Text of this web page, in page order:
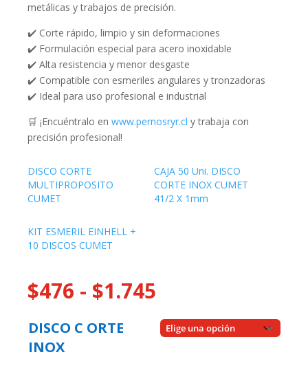
metálicas y trabajos de precisión.
✔️ Corte rápido, limpio y sin deformaciones
✔️ Formulación especial para acero inoxidable
✔️ Alta resistencia y menor desgaste
✔️ Compatible con esmeriles angulares y tronzadoras
✔️ Ideal para uso profesional e industrial
🛒 ¡Encuéntralo en www.pernosryr.cl y trabaja con
precisión profesional!
DISCO CORTE
MULTIPROPOSITO
CUMET
CAJA 50 Uni. DISCO
CORTE INOX CUMET
41/2 X 1mm
KIT ESMERIL EINHELL +
10 DISCOS CUMET
$476 - $1.745
precios:
desde
DISCO C ORTE
INOX